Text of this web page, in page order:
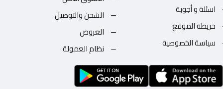
اسئلة و أجوبة
خريطة الموقع
سياسة الخصوصية
الشحن والتوصيل
العروض
نظام العمولة